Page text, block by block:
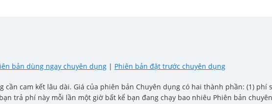
bản dùng ngay chuyên dụng | Phiên bản đặt trước chuyên dụng
cần cam kết lâu dài. Giá của phiên bản Chuyên dụng có hai thành phần: (1)
trả phí này mỗi lần một giờ bất kể bạn đang chạy bao nhiêu Phiên bản